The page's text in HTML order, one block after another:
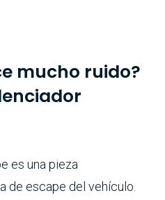
mucho ruido?
es una pieza
de escape del vehículo.